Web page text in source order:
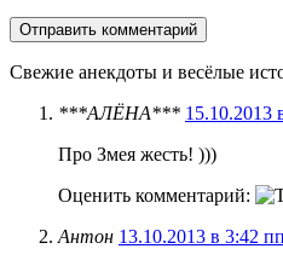
Свежие анекдоты и весёлые
***АЛЁНА*** 15.10.2013
Про Змея жесть! )))
Оценить комментарий:
Антон 13.10.2013 в 3:42 пп